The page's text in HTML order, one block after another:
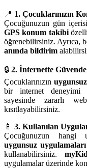
📍 1. Çocuklarınızın
Çocuğunuzun gün
GPS konum takibi
öğrenebilirsiniz. Ayrıca,
anında bildirim
🔒 2. İnternette Güvende
Çocuklarınızın
bir internet deneyimi
sayesinde zararlı
kısıtlayabilirsiniz.
📱 3. Kullanılan
Çocuğunuzun hangi
uygunsuz
kullanabilirsiniz.
uygulamalar üzerinde